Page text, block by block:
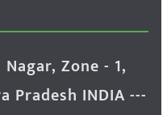
Zone - 1,
Pradesh INDIA ---